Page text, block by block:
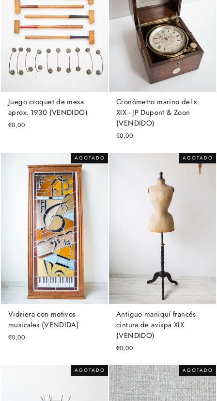
Juego croquet de mesa
aprox. 1930 (VENDIDO)
€0,00
Cronómetro marino del s.
XIX - JP Dupont & Zoon
(VENDIDO)
€0,00
AGOTADO
Vidriera con motivos
musicales (VENDIDA)
€0,00
AGOTADO
Antiguo maniquí francés
cintura de avispa XIX
(VENDIDO)
€0,00
AGOTADO AGOTADO